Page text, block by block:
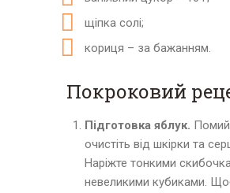
щіпка солі;
кориця – за бажанням.
Покроковий
Підготовка яблук.
очистіть від шкірки та
Наріжте тонкими
невеликими кубиками.